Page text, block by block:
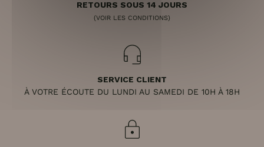
RETOURS SOUS 14 JOURS
(VOIR LES CONDITIONS)
SERVICE CLIENT
À VOTRE ÉCOUTE DU LUNDI AU SAMEDI DE 10H À 18H